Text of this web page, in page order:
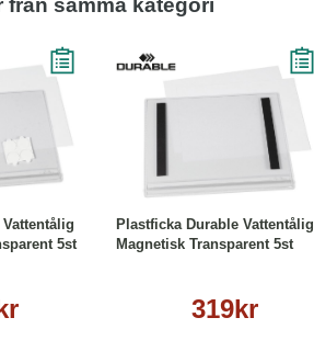
från samma kategori
5st
Plastficka Durable Vattentålig
Magnetisk Transparent 5st
319kr